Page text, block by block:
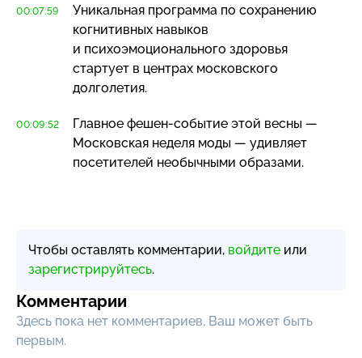
00:07:59
Уникальная программа по сохранению
когнитивных навыков
и психоэмоционального здоровья
стартует в центрах московского
долголетия.
00:09:52 Главное фешен-событие этой весны —
Московская неделя моды — удивляет
посетителей необычными образами.
Чтобы оставлять комментарии, войдите или
зарегистрируйтесь.
Комментарии
Здесь пока нет комментариев, Ваш может быть
первым.